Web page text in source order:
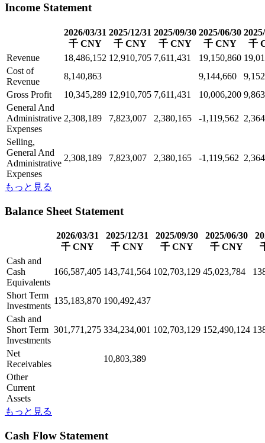
Income Statement
2026/03/31
千 CNY
2025/12/31
千 CNY
2025/09/30
千 CNY
2025/06/30
千 CNY
千
Revenue
18,486,152 12,910,705 7,611,431 19,150,860
Cost of
Revenue
8,140,863 9,144,660
Gross Profit
10,345,289 12,910,705 7,611,431 10,006,200
General And
Administrative
Expenses
2,308,189 7,823,007 2,380,165 -1,119,562
Selling,
General And
Administrative
Expenses
2,308,189 7,823,007 2,380,165 -1,119,562
もっと見る
Balance Sheet Statement
2026/03/31
千 CNY
2025/12/31
千 CNY
2025/09/30
千 CNY
2025/06/30
千 CNY
Cash and
Cash
Equivalents
166,587,405 143,741,564 102,703,129 45,023,784
Short Term
Investments
135,183,870 190,492,437
Cash and
Short Term
Investments
301,771,275 334,234,001 102,703,129 152,490,124
Net
Receivables
10,803,389
Other
Current
Assets
もっと見る
Cash Flow Statement